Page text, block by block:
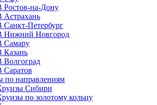
Ростов-на-Дону
Астрахань
Санкт-Петербург
Нижний Новгород
Самару
Казань
Волгоград
Саратов
по направлениям
Сибири
по золотому кольцу